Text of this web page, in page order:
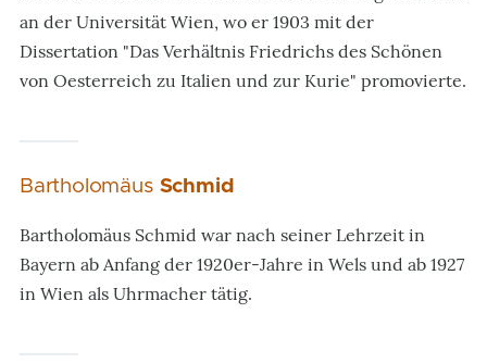
an der Universität Wien, wo er 1903 mit der
Dissertation "Das Verhältnis Friedrichs des Schönen
von Oesterreich zu Italien und zur Kurie" promovierte.
Bartholomäus Schmid
Bartholomäus Schmid war nach seiner Lehrzeit in
Bayern ab Anfang der 1920er-Jahre in Wels und ab 1927
in Wien als Uhrmacher tätig.